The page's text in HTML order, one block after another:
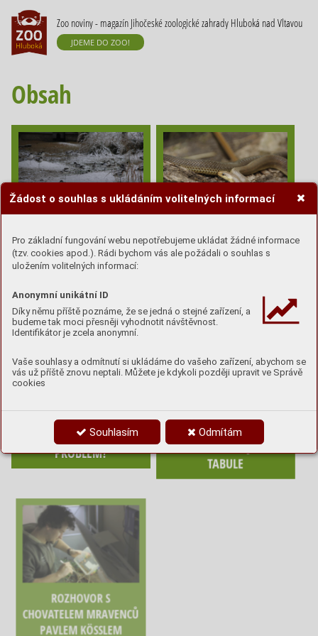
Žádost o souhlas s ukládáním volitelných informací
Pro základní fungování webu nepotřebujeme ukládat žádné informace
(tzv. cookies apod.). Rádi bychom vás ale požádali o souhlas s
uložením volitelných informací:
Anonymní unikátní ID
Díky němu příště poznáme, že se jedná o stejné zařízení, a
budeme tak moci přesněji vyhodnotit návštěvnost.
Identifikátor je zcela anonymní.
Vaše souhlasy a odmítnutí si ukládáme do vašeho zařízení, abychom se
vás už příště znovu neptali. Můžete je kdykoli později upravit ve Správě
cookies
Souhlasím Odmítám
Zoo noviny - magazín Jihočeské zoologické zahrady Hluboká nad Vltavou
JDEME DO ZOO!
Obsah
ZEPTÁ...ANEB JAK SE
ZVÍŘATA V ZOO CHYSTAJÍ
OHROŽENI JENOM
PŘIKRMOVÁNÍ PTÁKŮ:
ZÁCHRANA, NEBO
PROBLÉM?
O KRMENÍ VODNÍCH
PTÁKŮ INFORMUJÍ NOVÉ
TABULE
ROZHOVOR S
CHOVATELEM MRAVENCŮ
PAVLEM KÖSSLEM